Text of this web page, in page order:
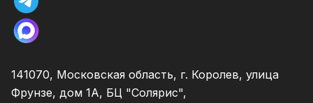
141070, Московская область, г. Королев, улица
Фрунзе, дом 1А, БЦ "Солярис",